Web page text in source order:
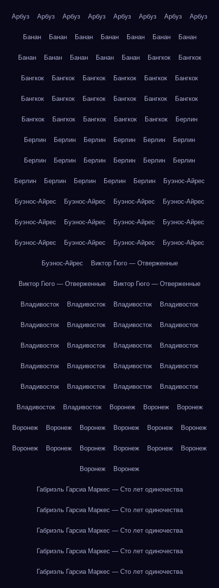
Арбуз Арбуз Арбуз Арбуз Арбуз Арбуз Арбуз Арбуз
Банан Банан Банан Банан Банан Банан Банан
Банан Банан Банан Банан Банан Бангкок Бангкок
Бангкок Бангкок Бангкок Бангкок Бангкок Бангкок
Бангкок Бангкок Бангкок Бангкок Бангкок Бангкок
Бангкок Бангкок Бангкок Бангкок Бангкок Берлин
Берлин Берлин Берлин Берлин Берлин Берлин
Берлин Берлин Берлин Берлин Берлин Берлин
Берлин Берлин Берлин Берлин Берлин Буэнос-Айрес
Буэнос-Айрес Буэнос-Айрес Буэнос-Айрес Буэнос-Айрес
Буэнос-Айрес Буэнос-Айрес Буэнос-Айрес Буэнос-Айрес
Буэнос-Айрес Буэнос-Айрес Буэнос-Айрес Буэнос-Айрес
Буэнос-Айрес Виктор Гюго — Отверженные
Виктор Гюго — Отверженные Виктор Гюго — Отверженные
Владивосток Владивосток Владивосток Владивосток
Владивосток Владивосток Владивосток Владивосток
Владивосток Владивосток Владивосток Владивосток
Владивосток Владивосток Владивосток Владивосток
Владивосток Владивосток Владивосток Владивосток
Владивосток Владивосток Воронеж Воронеж Воронеж
Воронеж Воронеж Воронеж Воронеж Воронеж Воронеж
Воронеж Воронеж Воронеж Воронеж Воронеж Воронеж
Воронеж Воронеж
Габриэль Гарсиа Маркес — Сто лет одиночества
Габриэль Гарсиа Маркес — Сто лет одиночества
Габриэль Гарсиа Маркес — Сто лет одиночества
Габриэль Гарсиа Маркес — Сто лет одиночества
Габриэль Гарсиа Маркес — Сто лет одиночества